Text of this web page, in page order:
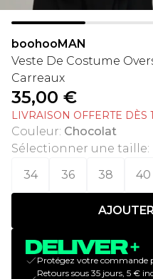
boohooMAN
Veste De Costume
Carreaux
35,00 €
LIVRAISON OFFERTE DÈS
Couleur: Chocolat
Sélectionner une taille:
34
36 38 40
Protégez votre commande
Retours sous 35 jours, 5 €